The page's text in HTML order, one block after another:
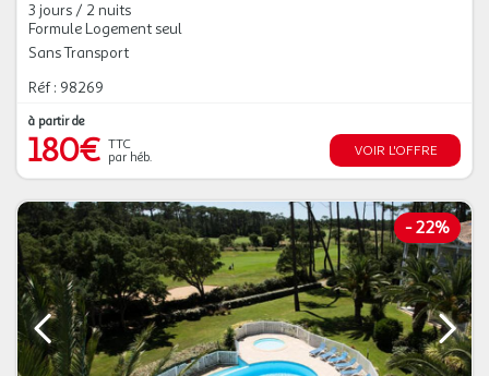
3 jours / 2 nuits
Formule Logement seul
Sans Transport
Réf : 98269
à partir de
180€ TTC
par héb.
VOIR L'OFFRE
- 22%